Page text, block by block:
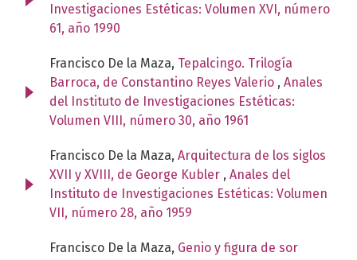
Investigaciones Estéticas: Volumen XVI, número
61, año 1990
Francisco De la Maza, Tepalcingo. Trilogía
Barroca, de Constantino Reyes Valerio , Anales
del Instituto de Investigaciones Estéticas:
Volumen VIII, número 30, año 1961
Francisco De la Maza, Arquitectura de los siglos
XVII y XVIII, de George Kubler , Anales del
Instituto de Investigaciones Estéticas: Volumen
VII, número 28, año 1959
Francisco De la Maza, Genio y figura de sor